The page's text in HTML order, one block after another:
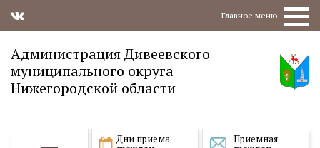
Главное меню
Администрация Дивеевского
муниципального округа
Нижегородской области
Дни приема Приемная